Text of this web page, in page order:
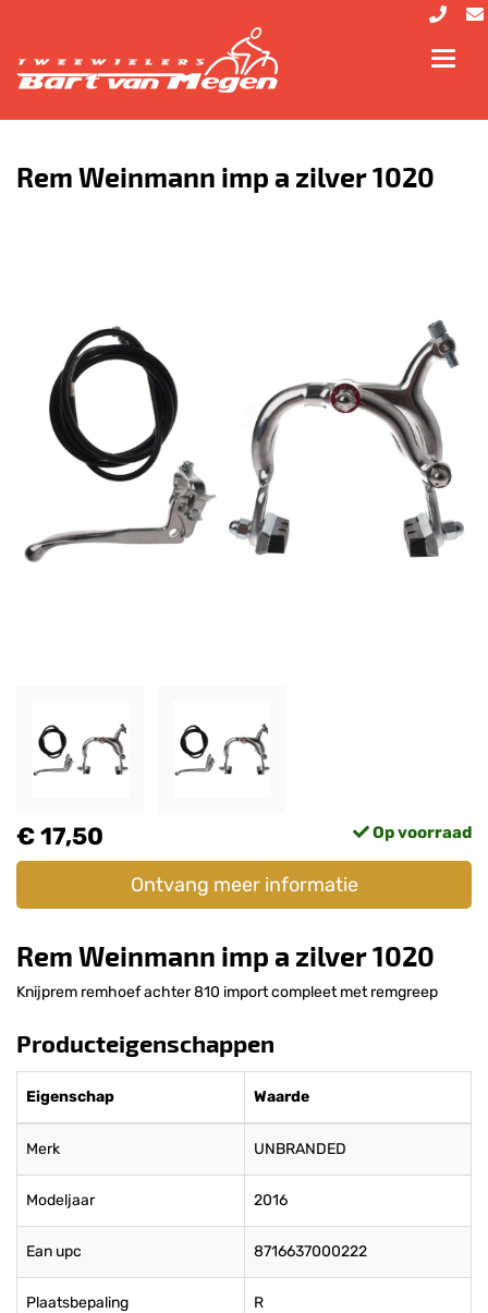
Rem Weinmann imp a zilver 1020
€ 17,50 Op voorraad
Ontvang meer informatie
Rem Weinmann imp a zilver 1020
Knijprem remhoef achter 810 import compleet met remgreep
Producteigenschappen
Eigenschap Waarde
Merk UNBRANDED
Modeljaar 2016
Ean upc 8716637000222
Plaatsbepaling R